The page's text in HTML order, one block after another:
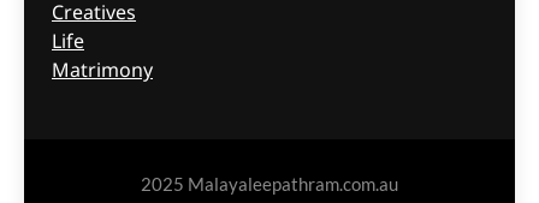
Creatives
Life
Matrimony
2025 Malayaleepathram.com.au